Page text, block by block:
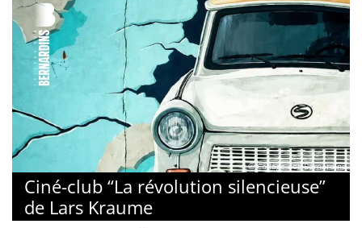
© Collège des Bernardins
Ciné-club “La révolution silencieuse”
de Lars Kraume